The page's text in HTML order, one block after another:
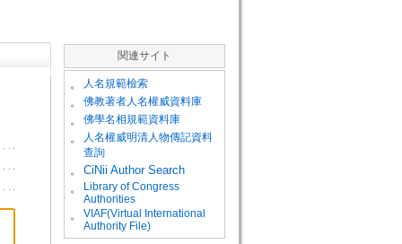
関連サイト
。 人名規範檢索
。 佛教著者人名權威資料庫
。 佛學名相規範資料庫
。
人名權威明清人物傳記資料
查詢
。
CiNii Author Search
。
Library of Congress
Authorities
。
VIAF(Virtual International
Authority File)